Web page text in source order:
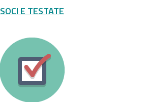
SOCI E TESTATE